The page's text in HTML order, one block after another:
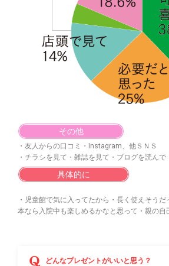
その他
・友人からの口コミ・Instagram、他ＳＮＳ
・チラシを見て・雑誌を見て・ブログを読んで
具体的に
・児童館で気に入ってたから・長く使えそう
本なら入院中も楽しめるかなと思って・親の
どんなプレゼントがいいと思う？